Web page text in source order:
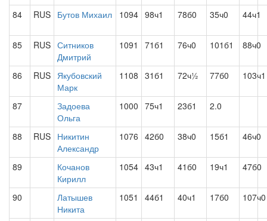
84 RUS Бутов Михаил 1094 98ч1 78б0 35ч0 44ч1
85 RUS Ситников
Дмитрий
1091 71б1 76ч0 101б1 88ч0
86 RUS Якубовский
Марк
1108 31б1 72ч½ 77б0 103ч1
87
Задоева
Ольга
1000 75ч1 23б1 2.0
88 RUS Никитин
Александр
1076 42б0 38ч0 15б1 46ч0
89
Кочанов
Кирилл
1054 43ч1 41б0 19ч1 47б0
90
Латышев
Никита
1051 44б1 40ч1 17б0 107ч0